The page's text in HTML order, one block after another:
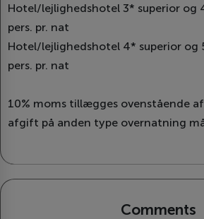
Hotel/lejlighedshotel 3* superior og
pers. pr. nat
Hotel/lejlighedshotel 4* superior og
pers. pr. nat
10% moms tillægges ovenstående
afgift på anden type overnatning
Comments